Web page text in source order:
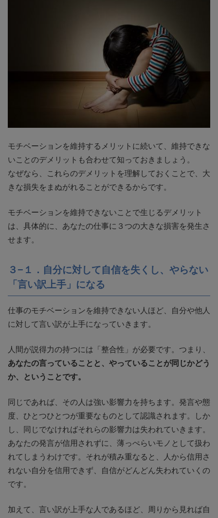
モチベーションを維持するメリットに続いて、維持できな
いことのデメリットも合わせて知っておきましょう。
なぜなら、これらのデメリットを理解しておくことで、大
きな損失をまぬがれることができるからです。
モチベーションを維持できないことで生じるデメリット
は、具体的に、あなたの仕事に３つの大きな損害を発生さ
せます。
３−１．自分に対して自信を失くし、やらない
「言い訳上手」になる
仕事のモチベーションを維持できない人ほど、自分や他人
に対して言い訳が上手になっていきます。
人間が説得力の持つには「整合性」が必要です。つまり、
あなたの言っていることと、やっていることが同じかどう
か、ということです。
同じであれば、その人は強い影響力を持ちます。発言や態
度、ひとつひとつが重要なものとして認識されます。しか
し、同じでなければそれらの影響力は失われていきます。
あなたの発言が信用されずに、薄っぺらいモノとして扱わ
れてしまうわけです。それが積み重なると、人から信用さ
れない自分を信用できず、自信がどんどん失われていくの
です。
加えて、言い訳が上手な人であるほど、周りから見れば自